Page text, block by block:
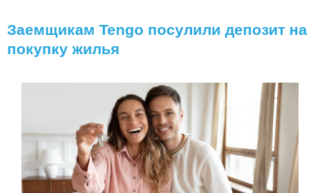
Заемщикам Tengo посулили депозит на
покупку жилья